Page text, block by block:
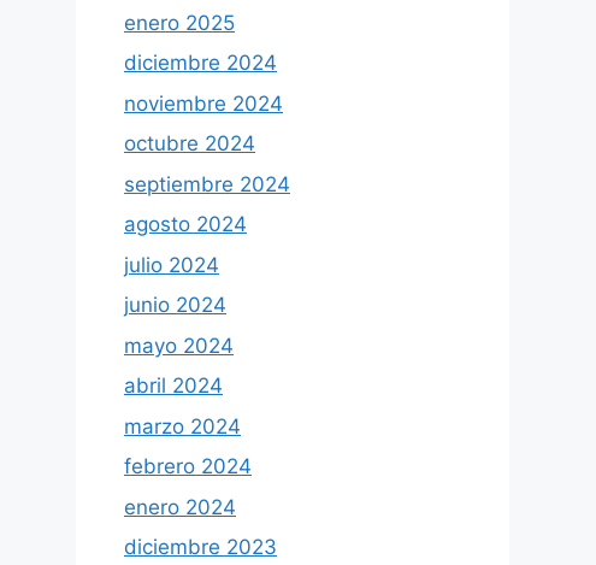
enero 2025
diciembre 2024
noviembre 2024
octubre 2024
septiembre 2024
agosto 2024
julio 2024
junio 2024
mayo 2024
abril 2024
marzo 2024
febrero 2024
enero 2024
diciembre 2023